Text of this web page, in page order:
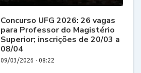
Concurso UFG 2026: 26 vagas
para Professor do Magistério
Superior; inscrições de 20/03 a
08/04
09/03/2026 - 08:22